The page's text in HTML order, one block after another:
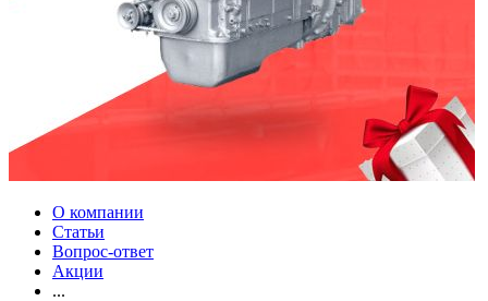
О компании
Статьи
Вопрос-ответ
Акции
...